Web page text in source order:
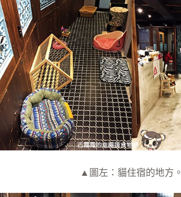
▲圖左：貓住宿的地方。